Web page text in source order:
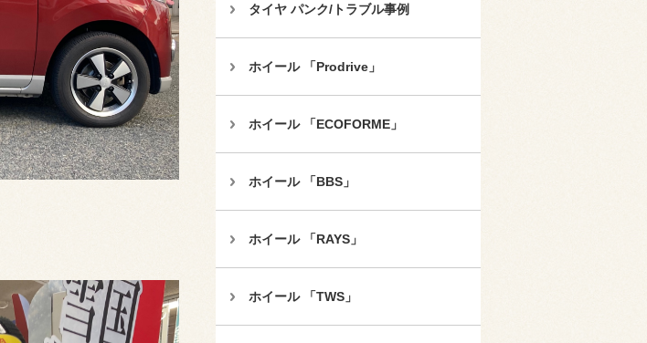
タイヤ パンク/トラブル事例
ホイール 「Prodrive」
ホイール 「ECOFORME」
ホイール 「BBS」
ホイール 「RAYS」
ホイール 「TWS」